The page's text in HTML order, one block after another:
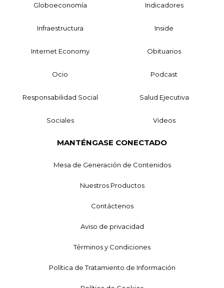
Globoeconomía Indicadores
Infraestructura Inside
Internet Economy Obituarios
Ocio Podcast
Responsabilidad Social Salud Ejecutiva
Sociales Videos
MANTÉNGASE CONECTADO
Mesa de Generación de Contenidos
Nuestros Productos
Contáctenos
Aviso de privacidad
Términos y Condiciones
Política de Tratamiento de Información